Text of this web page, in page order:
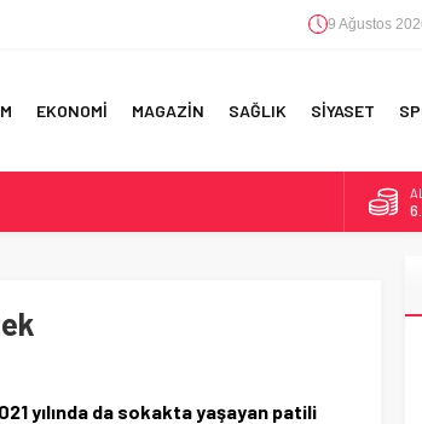
9 Ağustos
EKONOMİ MAGAZİN SAĞLIK SİYASET
HATALAR
yılında da sokakta yaşayan patili